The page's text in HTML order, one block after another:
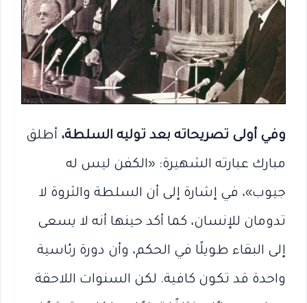
وفي أولى تصريحاته بعد توليه السلطة، أطلق
مبارك عبارته الشهيرة: «الكفن ليس له
جيوب»، في إشارة إلى أن السلطة والثروة لا
تدومان للإنسان، كما أكد حينها أنه لا يسعى
إلى البقاء طويلًا في الحكم، وأن دورة رئاسية
واحدة قد تكون كافية. لكن السنوات اللاحقة